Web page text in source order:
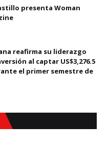
presenta Woman
reafirma su liderazgo
al captar US$3,276.5
el primer semestre de